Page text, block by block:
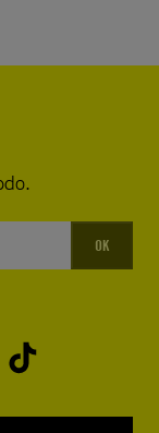
OK